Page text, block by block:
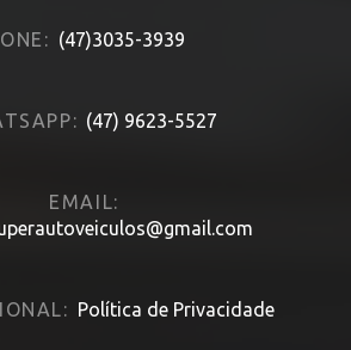
(47)3035-3939
(47) 9623-5527
EMAIL:
Política de Privacidade